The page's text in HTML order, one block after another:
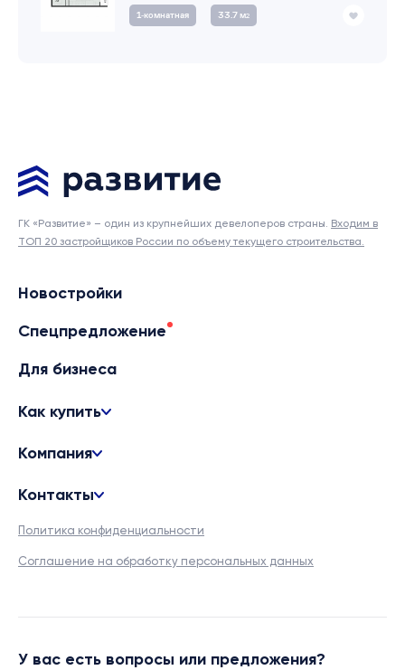
1‑комнатная 33.7 м2
ГК «Развитие» – один из крупнейших девелоперов страны. Входим в
ТОП 20 застройщиков России по объему текущего строительства.
Новостройки
Спецпредложение
Для бизнеса
Как купить
Компания
Контакты
Политика конфиденциальности
Соглашение на обработку персональных данных
У вас есть вопросы или предложения?